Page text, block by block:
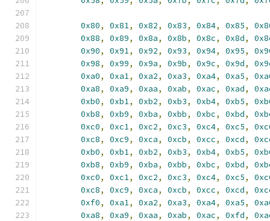
0x80, 0x81, 0x82, 0x83, 0x84, 0x85,
0x88, 0x89, 0x8a, 0x8b, 0x8c, 0x8d,
0x90, 0x91, 0x92, 0x93, 0x94, 0x95,
0x98, 0x99, 0x9a, 0x9b, 0x9c, 0x9d,
0xa0, 0xa1, 0xa2, 0xa3, 0xa4, 0xa5,
0xa8, 0xa9, 0xaa, 0xab, 0xac, 0xad,
0xb0, 0xb1, 0xb2, 0xb3, 0xb4, 0xb5,
0xb8, 0xb9, 0xba, 0xbb, 0xbc, 0xbd,
0xc0, 0xc1, 0xc2, 0xc3, 0xc4, 0xc5,
0xc8, 0xc9, 0xca, 0xcb, 0xcc, 0xcd,
0xb0, 0xb1, 0xb2, 0xb3, 0xb4, 0xb5,
0xb8, 0xb9, 0xba, 0xbb, 0xbc, 0xbd,
0xc0, 0xc1, 0xc2, 0xc3, 0xc4, 0xc5,
0xc8, 0xc9, 0xca, 0xcb, 0xcc, 0xcd,
0xf0, 0xa1, 0xa2, 0xa3, 0xa4, 0xa5,
0xa8, 0xa9, 0xaa, 0xab, 0xac, 0xfd,